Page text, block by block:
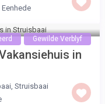
Eenhede
Gewilde Verblyf
in
Struisbaai